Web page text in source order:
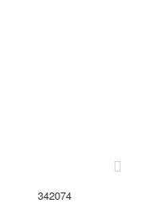
342074